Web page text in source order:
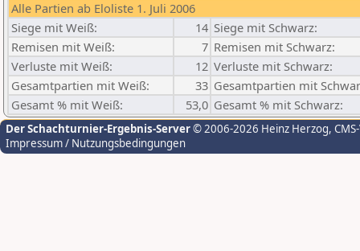
Alle Partien ab Eloliste 1. Juli 2006
Siege mit Weiß:
14 Siege mit Schwarz:
Remisen mit Weiß:
7 Remisen mit Schwarz:
Verluste mit Weiß:
12 Verluste mit Schwarz:
Gesamtpartien mit Weiß:
33 Gesamtpartien mit
Gesamt % mit Weiß:
53,0 Gesamt % mit Schwarz:
Der Schachturnier-Ergebnis-Server© 2006-2026 Heinz Herzog,
Impressum / Nutzungsbedingungen